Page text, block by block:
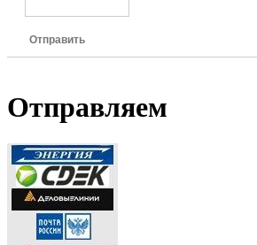
Отправить
Отправляем